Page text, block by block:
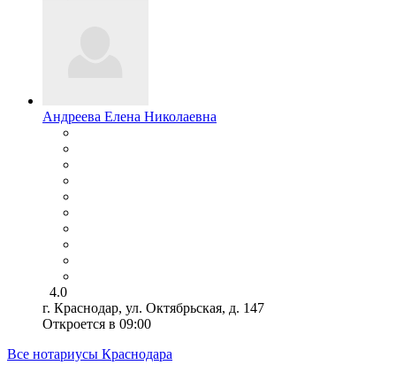
Андреева Елена Николаевна
4.0
г. Краснодар, ул. Октябрьская, д. 147
Откроется в 09:00
Все нотариусы Краснодара